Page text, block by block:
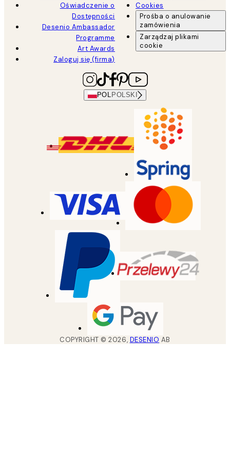
Oświadczenie o
Dostępności
Desenio Ambassador
Programme
Art Awards
Zaloguj się (firma)
Cookies
Prośba o anulowanie
zamówienia
Zarządzaj plikami
cookie
POL POLSKI
COPYRIGHT ©2026, DESENIO AB